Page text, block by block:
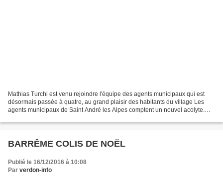
Mathias Turchi est venu rejoindre l'équipe des agents municipaux qui est
désormais passée à quatre, au grand plaisir des habitants du village Les
agents municipaux de Saint André les Alpes comptent un nouvel acolyte.
BARRÊME COLIS DE NOËL
Publié le 16/12/2016 à 10:08
Par verdon-info